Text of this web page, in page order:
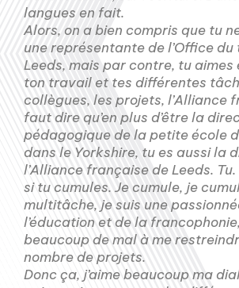
langues en fait.
Alors, on a bien compris que tu
une représentante de l’Office du
Leeds, mais par contre, tu aimes
ton travail et tes différentes
collègues, les projets, l’Alliance
faut dire qu’en plus d’être la
pédagogique de la petite école
dans le Yorkshire, tu es aussi la
l’Alliance française de Leeds.
si tu cumules. Je cumule, je
multitâche, je suis une
l’éducation et de la
beaucoup de mal à me
nombre de projets.
Donc ça, j’aime beaucoup ma